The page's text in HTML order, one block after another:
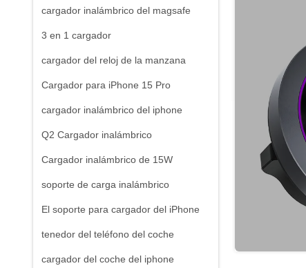
cargador inalámbrico del magsafe
3 en 1 cargador
cargador del reloj de la manzana
Cargador para iPhone 15 Pro
cargador inalámbrico del iphone
Q2 Cargador inalámbrico
Cargador inalámbrico de 15W
soporte de carga inalámbrico
El soporte para cargador del iPhone
tenedor del teléfono del coche
cargador del coche del iphone